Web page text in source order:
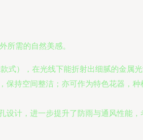
所需的自然美感。
式），在光线下能折射出细腻的金属光
保持空间整洁；亦可作为特色花器，
计，进一步提升了防雨与通风性能，